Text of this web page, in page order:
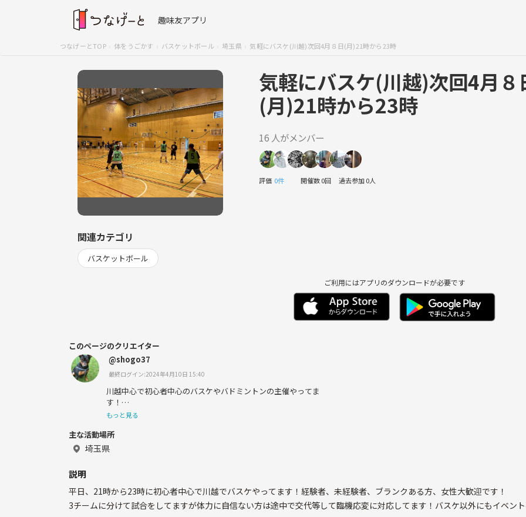
趣味友アプリ
つなげーとTOP 体をうごかす バスケットボール 埼玉県 気軽にバスケ(川越)次回4月８日(月)21時から23時
気軽にバスケ(川越)次回4月８
(月)21時から23時
16 人がメンバー
評価 0件 開催数 0回 過去参加 0人
関連カテゴリ
バスケットボール
ご利用にはアプリのダウンロードが必要です
このページのクリエイター
@shogo37
最終ログイン:2024年4月10日 15:40
川越中心で初心者中心のバスケやバドミントンの主催やってま
す！
もっと見る
主な活動場所
埼玉県
説明
平日、21時から23時に初心者中心で川越でバスケやってます！経験者、未経験者、ブランクある方、女性大歓迎です！
3チームに分けて試合をしてますが体力に自信ない方は途中で交代等して臨機応変に対応してます！バスケ以外にもイベン